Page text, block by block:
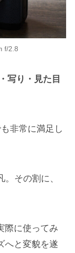
f/2.8
写り・見た目
非常に満足し
その割に、
際に使ってみ
へと変貌を遂